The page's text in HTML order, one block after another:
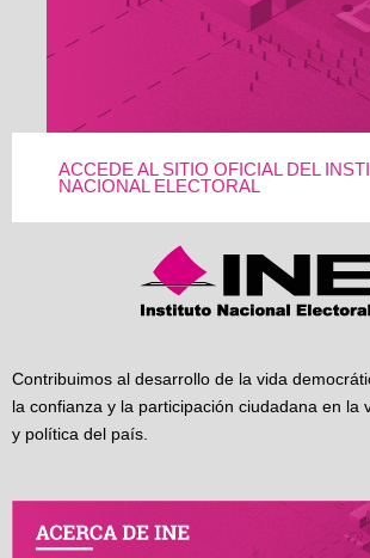
ACCEDE AL SITIO OFICIAL DEL
NACIONAL ELECTORAL
Contribuimos al desarrollo de la vida
la confianza y la participación ciudadana en la
y política del país.